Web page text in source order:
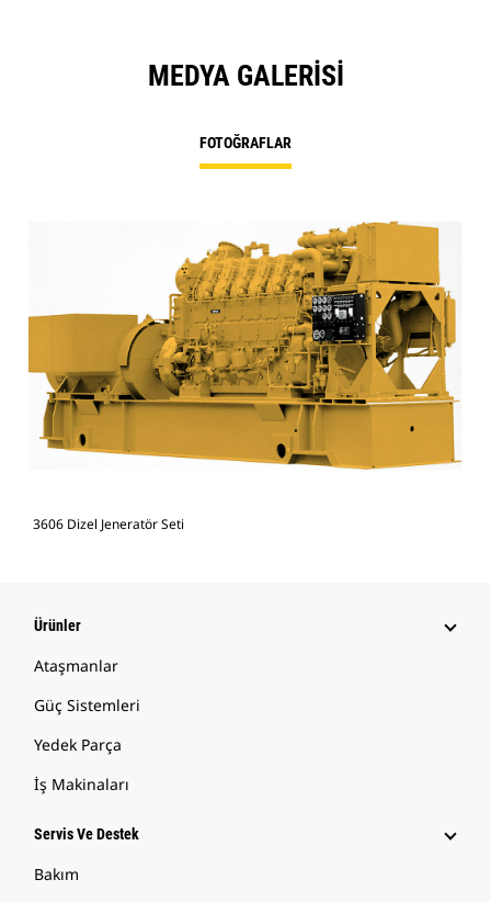
MEDYA GALERISI
FOTOĞRAFLAR
3606 Dizel Jeneratör Seti
Ürünler
Ataşmanlar
Güç Sistemleri
Yedek Parça
İş Makinaları
Servis Ve Destek
Bakım